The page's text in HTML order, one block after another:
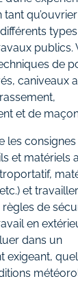
différents
publics.
de
caniveaux
et de
les
et matériels
et
de
en
dans un
exigeant,